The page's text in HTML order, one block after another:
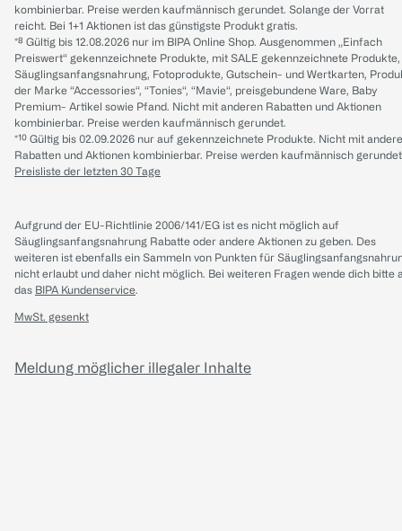
kombinierbar. Preise werden kaufmännisch gerundet. Solange der Vorrat
reicht. Bei 1+1 Aktionen ist das günstigste Produkt gratis.
*⁸ Gültig bis 12.08.2026 nur im BIPA Online Shop. Ausgenommen „Einfach
Preiswert“ gekennzeichnete Produkte, mit SALE gekennzeichnete Produkte,
Säuglingsanfangsnahrung, Fotoprodukte, Gutschein- und Wertkarten,
der Marke “Accessories“, “Tonies“, “Mavie“, preisgebundene Ware, Baby
Premium- Artikel sowie Pfand. Nicht mit anderen Rabatten und Aktionen
kombinierbar. Preise werden kaufmännisch gerundet.
*¹⁰ Gültig bis 02.09.2026 nur auf gekennzeichnete Produkte. Nicht mit
Rabatten und Aktionen kombinierbar. Preise werden kaufmännisch
Preisliste der letzten 30 Tage
Aufgrund der EU-Richtlinie 2006/141/EG ist es nicht möglich auf
Säuglingsanfangsnahrung Rabatte oder andere Aktionen zu geben. Des
weiteren ist ebenfalls ein Sammeln von Punkten für
nicht erlaubt und daher nicht möglich. Bei weiteren Fragen wende dich bitte
das BIPA Kundenservice.
MwSt. gesenkt
Meldung möglicher illegaler Inhalte